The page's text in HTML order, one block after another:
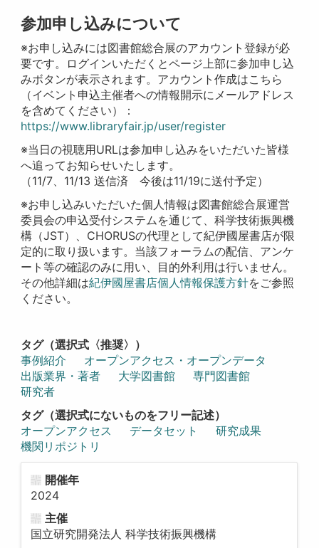
参加申し込みについて
※お申し込みには図書館総合展のアカウント登録が必
要です。ログインいただくとページ上部に参加申し込
みボタンが表示されます。アカウント作成はこちら
（イベント申込主催者への情報開示にメールアドレス
を含めてください）：
https://www.libraryfair.jp/user/register
※当日の視聴用URLは参加申し込みをいただいた皆様
へ追ってお知らせいたします。
（11/7、11/13 送信済 今後は11/19に送付予定）
※お申し込みいただいた個人情報は図書館総合展運営
委員会の申込受付システムを通じて、科学技術振興機
構（JST）、CHORUSの代理として紀伊國屋書店が限
定的に取り扱います。当該フォーラムの配信、アンケ
ート等の確認のみに用い、目的外利用は行いません。
その他詳細は紀伊國屋書店個人情報保護方針をご参照
ください。
タグ（選択式〈推奨〉）
事例紹介
オープンアクセス・オープンデータ
出版業界・著者
大学図書館
専門図書館
研究者
タグ（選択式にないものをフリー記述）
オープンアクセス
データセット
研究成果
機関リポジトリ
開催年
2024
主催
国立研究開発法人 科学技術振興機構